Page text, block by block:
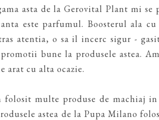
asta de la Gerovital Plant mi
este parfumul. Boosterul ala
atentia, o sa il incerc sigur -
promotii bune la produsele astea.
arat cu alta ocazie.
folosit multe produse de machiaj
astea de la Pupa Milano